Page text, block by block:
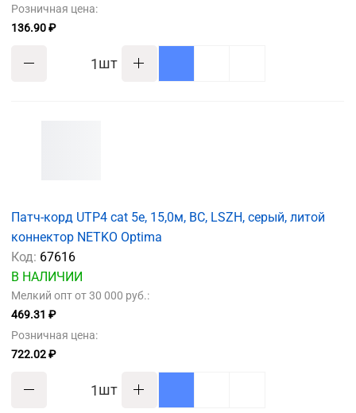
Розничная цена:
136.90 ₽
шт
Патч-корд UTP4 cat 5e, 15,0м, ВС, LSZH, серый, литой
коннектор NETKO Optima
Код: 67616
В НАЛИЧИИ
Мелкий опт от 30 000 руб.:
469.31 ₽
Розничная цена:
722.02 ₽
шт